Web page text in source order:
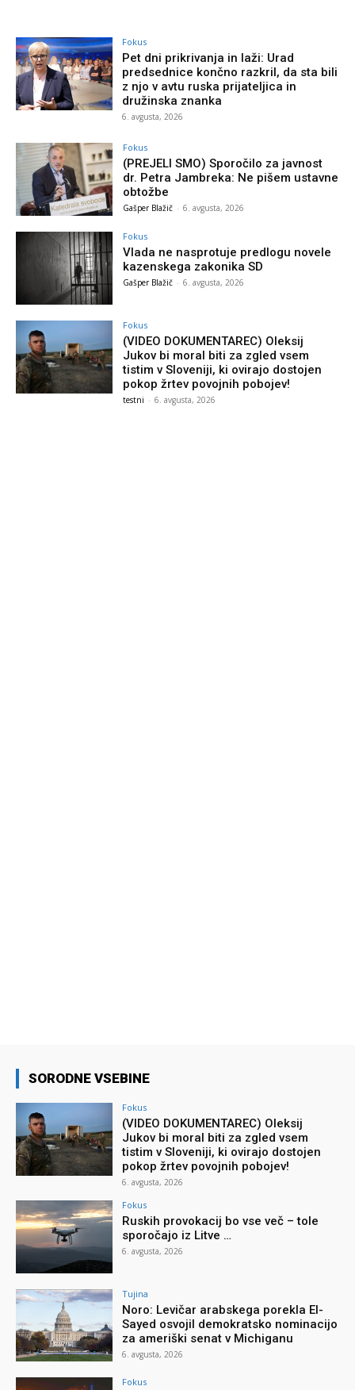
Fokus
Pet dni prikrivanja in laži: Urad
predsednice končno razkril, da sta bili
z njo v avtu ruska prijateljica in
družinska znanka
6. avgusta, 2026
Fokus
(PREJELI SMO) Sporočilo za javnost
dr. Petra Jambreka: Ne pišem ustavne
obtožbe
Gašper Blažič - 6. avgusta, 2026
Fokus
Vlada ne nasprotuje predlogu novele
kazenskega zakonika SD
Gašper Blažič - 6. avgusta, 2026
Fokus
(VIDEO DOKUMENTAREC) Oleksij
Jukov bi moral biti za zgled vsem
tistim v Sloveniji, ki ovirajo dostojen
pokop žrtev povojnih pobojev!
testni - 6. avgusta, 2026
SORODNE VSEBINE
Fokus
(VIDEO DOKUMENTAREC) Oleksij
Jukov bi moral biti za zgled vsem
tistim v Sloveniji, ki ovirajo dostojen
pokop žrtev povojnih pobojev!
6. avgusta, 2026
Fokus
Ruskih provokacij bo vse več – tole
sporočajo iz Litve …
6. avgusta, 2026
Tujina
Noro: Levičar arabskega porekla El-
Sayed osvojil demokratsko nominacijo
za ameriški senat v Michiganu
6. avgusta, 2026
Fokus